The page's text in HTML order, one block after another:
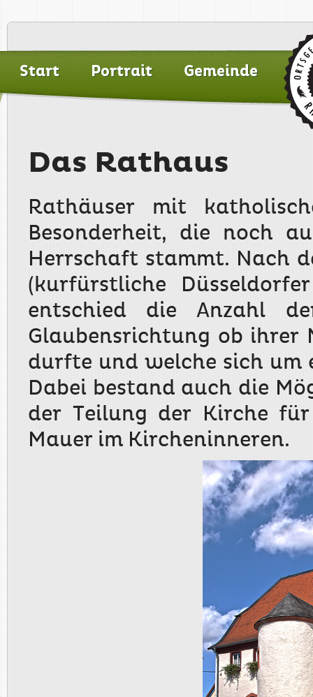
Start Portrait Gemeinde
Das Rathaus
Rathäuser mit
Besonderheit, die noch
Herrschaft stammt. Nach
(kurfürstliche
entschied die Anzahl
Glaubensrichtung ob ihrer
durfte und welche sich um
Dabei bestand auch die
der Teilung der Kirche
Mauer im Kircheninneren.